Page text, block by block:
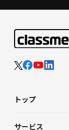
トップ
サービス